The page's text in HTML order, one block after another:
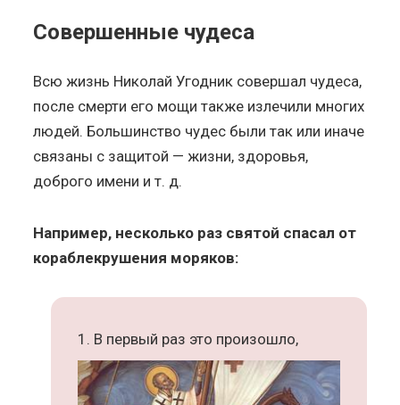
Совершенные чудеса
Всю жизнь Николай Угодник совершал чудеса,
после смерти его мощи также излечили многих
людей. Большинство чудес были так или иначе
связаны с защитой — жизни, здоровья,
доброго имени и т. д.
Например, несколько раз святой спасал от
кораблекрушения моряков:
В первый раз это произошло,